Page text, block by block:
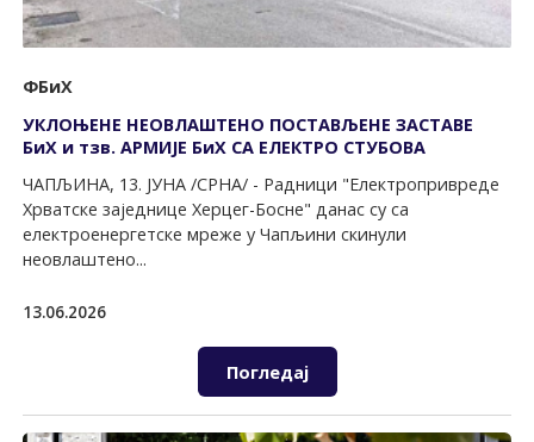
ФБиХ
УКЛОЊЕНЕ НЕОВЛАШТЕНО ПОСТАВЉЕНЕ ЗАСТАВЕ
БиХ и тзв. АРМИЈЕ БиХ СА ЕЛЕКТРО СТУБОВА
ЧАПЉИНА, 13. ЈУНА /СРНА/ - Радници "Електропривреде
Хрватске заједнице Херцег-Босне" данас су са
електроенергетске мреже у Чапљини скинули
неовлаштено...
13.06.2026
Погледај